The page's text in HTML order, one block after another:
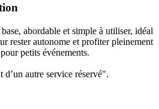
abordable et simple à utiliser, idéal
rester autonome et profiter pleinement
petits événements.
autre service réservé".